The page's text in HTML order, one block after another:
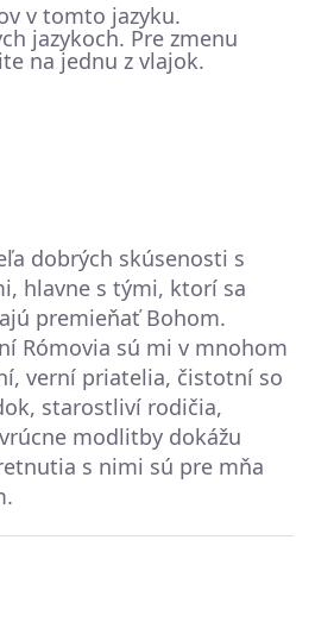
v tomto jazyku.
jazykoch. Pre zmenu
na jednu z vlajok.
dobrých skúsenosti s
hlavne s tými, ktorí sa
premieňať Bohom.
Rómovia sú mi v mnohom
verní priatelia, čistotní so
starostliví rodičia,
modlitby dokážu
s nimi sú pre mňa